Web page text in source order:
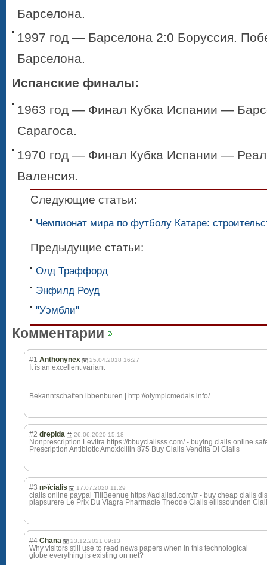
Барселона.
1997 год — Барселона 2:0 Боруссия.
Барселона.
Испанские финалы:
1963 год — Финал Кубка Испании —
Сарагоса.
1970 год — Финал Кубка Испании —
Валенсия.
Следующие статьи:
Чемпионат мира по футболу Катаре:
Предыдущие статьи:
Олд Траффорд
Энфилд Роуд
"Уэмбли"
Комментарии
#1 Anthonynex 25.04.2018 16:27
It is an excellent variant
-------
Bekanntschaften ibbenburen | http://olympicmedals.info/
#2 drepida 26.06.2020 15:18
Nonprescription Levitra https://bbuycialisss.com/ - buying cialis online
Prescription Antibiotic Amoxicillin 875 Buy Cialis Vendita Di Cialis
#3 п»їcialis 17.07.2020 11:29
cialis online paypal TiliBeenue https://acialisd.com/# - buy cheap cialis
plapsurere Le Prix Du Viagra Pharmacie Theode Cialis elilssounden
#4 Chana 23.12.2021 09:13
Why visitors still use to read news papers when in this technological
globe everything is existing on net?